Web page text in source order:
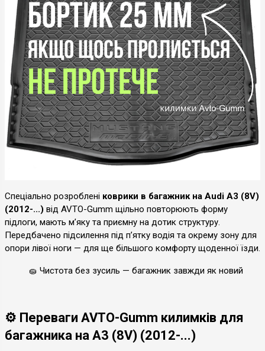
Спеціально розроблені коврики в багажник на Audi A3 (8V)
(2012-...) від AVTO-Gumm щільно повторюють форму
підлоги, мають м’яку та приємну на дотик структуру.
Передбачено підсилення під п’ятку водія та окрему зону для
опори лівої ноги — для ще більшого комфорту щоденної їзди.
🧽 Чистота без зусиль — багажник завжди як новий
⚙️ Переваги AVTO-Gumm килимків для
багажника на A3 (8V) (2012-...)